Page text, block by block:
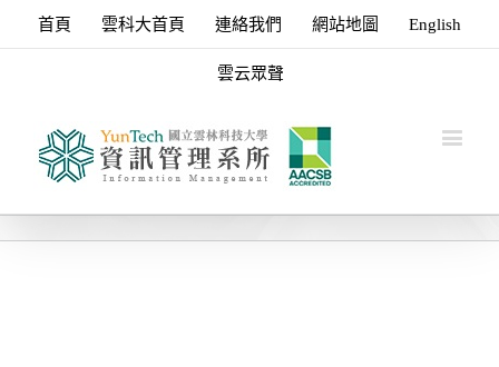
首頁 雲科大首頁 連絡我們 網站地圖 English
雲云眾聲